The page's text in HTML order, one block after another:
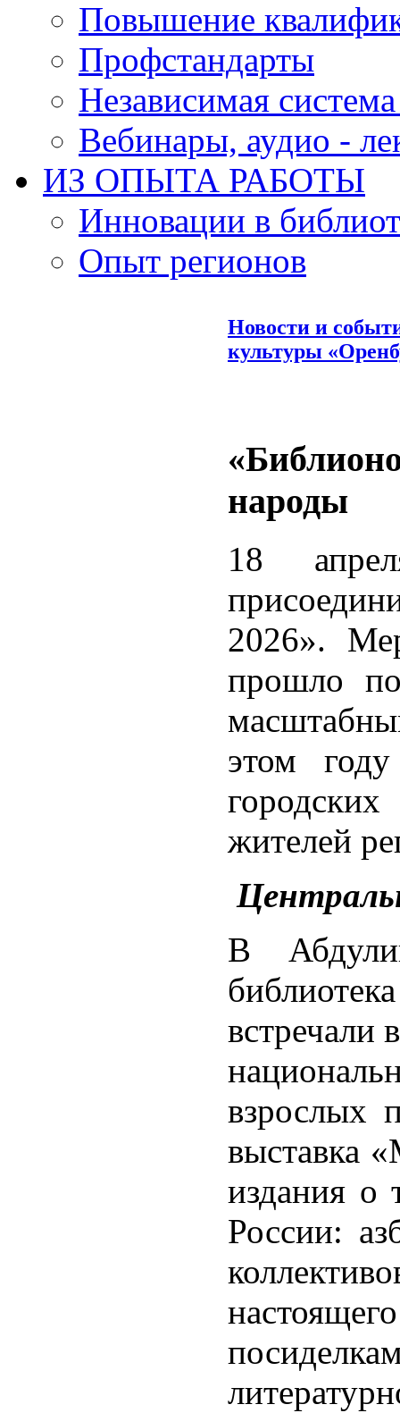
Повышение
Профстандарты
Независимая
Вебинары, аудио -
ИЗ ОПЫТА РАБОТЫ
Инновации в
Опыт регионов
Новости и
культуры
народы
18
2026».
прошло
этом
жителей
В
встречали
взрослых
выставка
издания о
России: